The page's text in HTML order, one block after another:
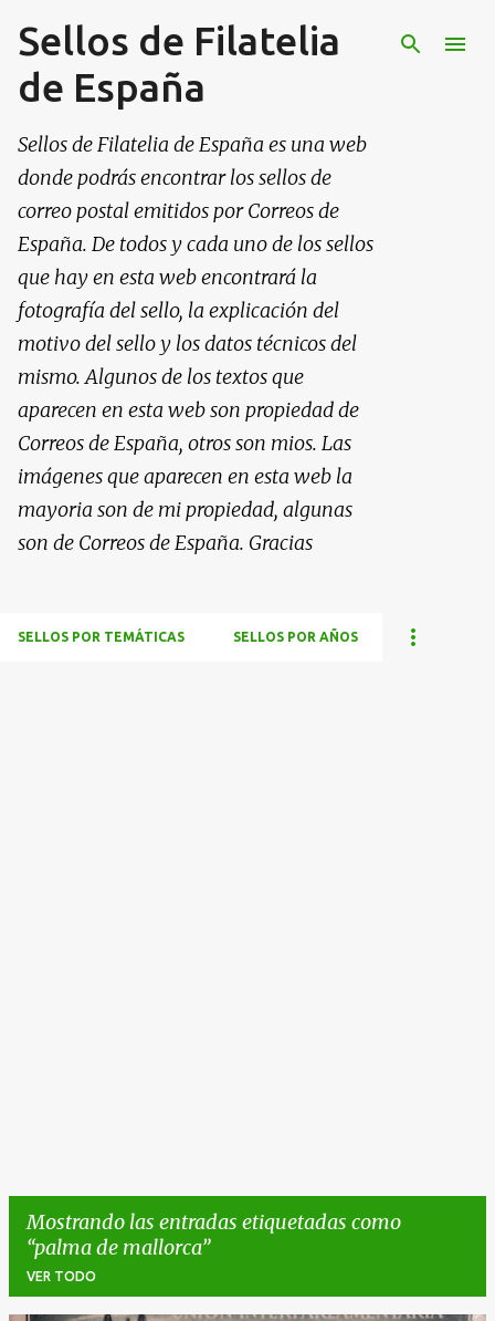
Ir al contenido principal
Sellos de Filatelia
de España
Sellos de Filatelia de España es una web
donde podrás encontrar los sellos de
correo postal emitidos por Correos de
España. De todos y cada uno de los sellos
que hay en esta web encontrará la
fotografía del sello, la explicación del
motivo del sello y los datos técnicos del
mismo. Algunos de los textos que
aparecen en esta web son propiedad de
Correos de España, otros son mios. Las
imágenes que aparecen en esta web la
mayoria son de mi propiedad, algunas
son de Correos de España. Gracias
SELLOS POR TEMÁTICAS SELLOS POR AÑOS
Mostrando las entradas etiquetadas como
palma de mallorca
VER TODO